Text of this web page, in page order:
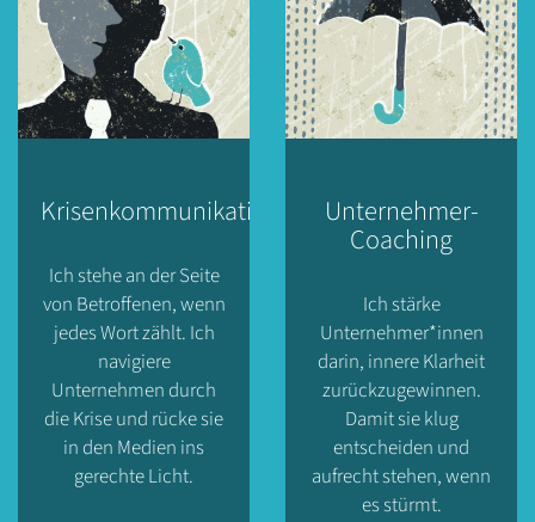
Krisenkommunikation
Ich stehe an der Seite
von Betroffenen, wenn
jedes Wort zählt. Ich
navigiere
Unternehmen durch
die Krise und rücke sie
in den Medien ins
gerechte Licht.
Unternehmer-
Coaching
Ich stärke
Unternehmer*innen
darin, innere Klarheit
zurückzugewinnen.
Damit sie klug
entscheiden und
aufrecht stehen, wenn
es stürmt.